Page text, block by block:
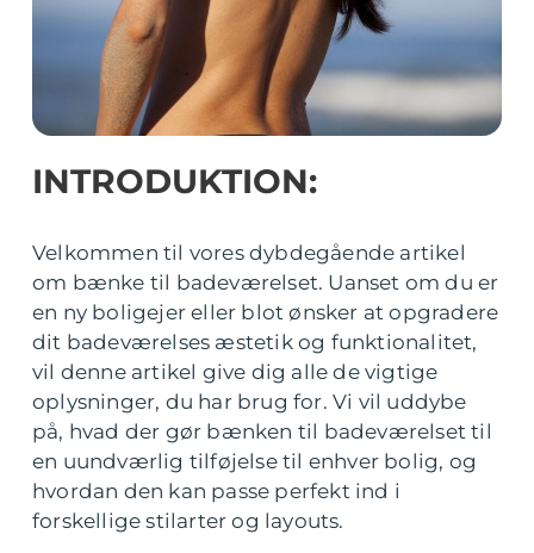
INTRODUKTION:
Velkommen til vores dybdegående artikel
om bænke til badeværelset. Uanset om du er
en ny boligejer eller blot ønsker at opgradere
dit badeværelses æstetik og funktionalitet,
vil denne artikel give dig alle de vigtige
oplysninger, du har brug for. Vi vil uddybe
på, hvad der gør bænken til badeværelset til
en uundværlig tilføjelse til enhver bolig, og
hvordan den kan passe perfekt ind i
forskellige stilarter og layouts.